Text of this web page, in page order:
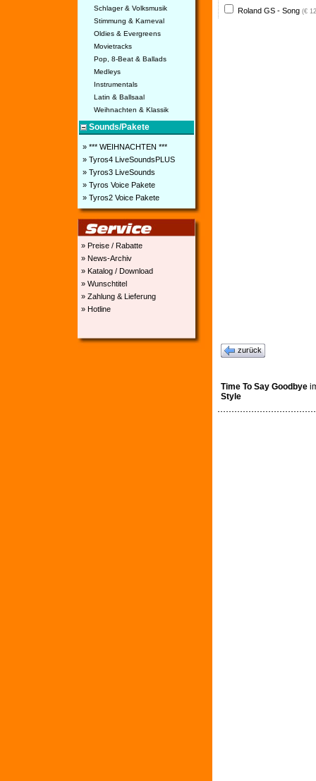
Schlager & Volksmusik
Stimmung & Karneval
Oldies & Evergreens
Movietracks
Pop, 8-Beat & Ballads
Medleys
Instrumentals
Latin & Ballsaal
Weihnachten & Klassik
Sounds/Pakete
» *** WEIHNACHTEN ***
» Tyros4 LiveSoundsPLUS
» Tyros3 LiveSounds
» Tyros Voice Pakete
» Tyros2 Voice Pakete
» Preise / Rabatte
» News-Archiv
» Katalog / Download
» Wunschtitel
» Zahlung & Lieferung
» Hotline
Roland GS - Song (€
zurück
Time To Say Goodbye
Style